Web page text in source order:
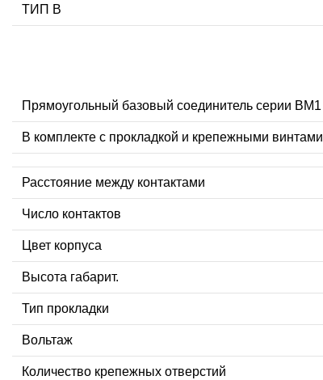
ТИП В
Прямоугольный базовый соединитель серии BM1
В комплекте с прокладкой и крепежными винтами
Расстояние между контактами
Число контактов
Цвет корпуса
Высота габарит.
Тип прокладки
Вольтаж
Количество крепежных отверстий